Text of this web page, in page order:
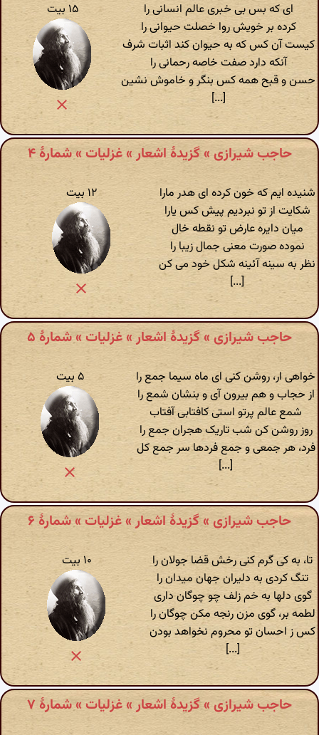
ای که بس بی خبری عالم انسانی را
کرده بر خویش روا خصلت حیوانی را
کیست آن کس که به حیوان کند اثبات شرف
آنکه دارد صفت خاصه رحمانی را
حسن و قبح همه کس بنگر و خاموش نشین
[...]
۱۵ بیت
حاجب شیرازی » گزیدهٔ اشعار » غزلیات » شمارهٔ ۴
شنیده ایم که خون کرده ای هدر مارا
شکایت از تو نبردیم پیش کس یارا
میان دایره عارض تو نقطه خال
نموده صورت معنی جمال زیبا را
نظر به سینه آئینه شکل خود می کن
[...]
۱۲ بیت
حاجب شیرازی » گزیدهٔ اشعار » غزلیات » شمارهٔ ۵
خواهی ار، روشن کنی ای ماه سیما جمع را
از حجاب و هم بیرون آی و بنشان شمع را
شمع عالم پرتو استی کافتابی آفتاب
روز روشن کن شب تاریک هجران جمع را
فرد، هر جمعی و جمع فردها سر جمع کل
[...]
۵ بیت
حاجب شیرازی » گزیدهٔ اشعار » غزلیات » شمارهٔ ۶
تا، به کی گرم کنی رخش قضا جولان را
تنگ کردی به دلیران جهان میدان را
گوی دلها به خم زلف چو چوگان داری
لطمه بر، گوی مزن رنجه مکن چوگان را
کس ز احسان تو محروم نخواهد بودن
[...]
۱۰ بیت
حاجب شیرازی » گزیدهٔ اشعار » غزلیات » شمارهٔ ۷